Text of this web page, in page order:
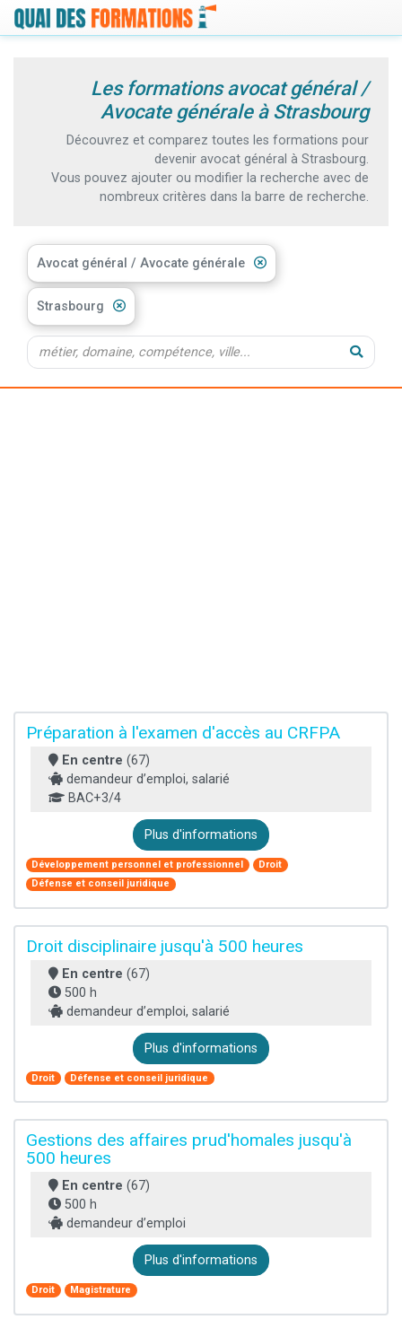
Les formations avocat général /
Avocate générale à Strasbourg
Découvrez et comparez toutes les formations pour
devenir avocat général à Strasbourg.
Vous pouvez ajouter ou modifier la recherche avec de
nombreux critères dans la barre de recherche.
Avocat général / Avocate générale
Strasbourg
Préparation à l'examen d'accès au CRFPA
En centre (67)
demandeur d’emploi, salarié
BAC+3/4
Plus d'informations
Développement personnel et professionnel
Droit
Défense et conseil juridique
Droit disciplinaire jusqu'à 500 heures
En centre (67)
500 h
demandeur d’emploi, salarié
Plus d'informations
Droit Défense et conseil juridique
Gestions des affaires prud'homales jusqu'à
500 heures
En centre (67)
500 h
demandeur d’emploi
Plus d'informations
Droit Magistrature